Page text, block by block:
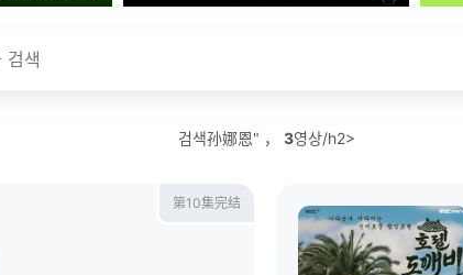
검색孙娜恩" ， 3영상/h2>
第10集完结